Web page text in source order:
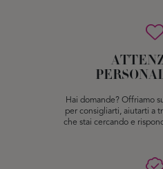
Hai domande? Offriamo
per consigliarti, aiutarti a
che stai cercando e